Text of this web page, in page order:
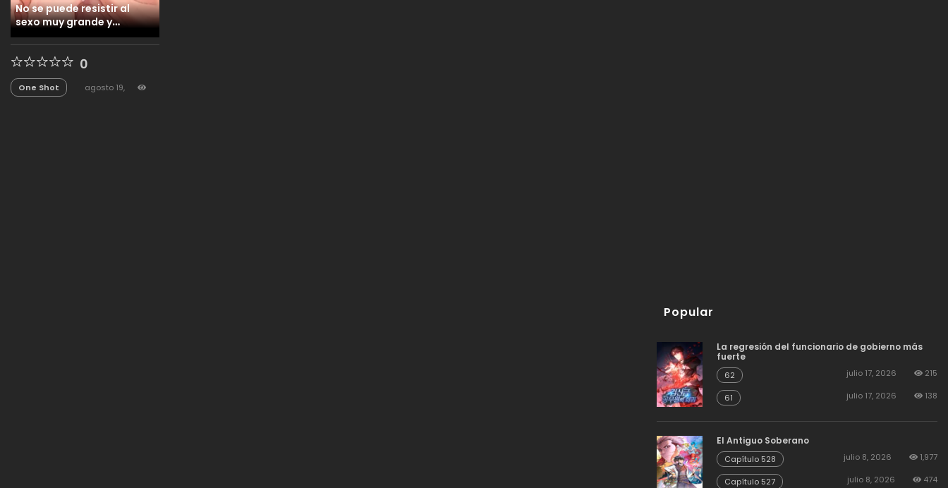
No se puede resistir al
sexo muy grande y
obsesivo del delincuente
0
One Shot
agosto 19,
Popular
La regresión del funcionario de gobierno más
fuerte
62 julio 17, 2026 215
61 julio 17, 2026 138
El Antiguo Soberano
Capítulo 528 julio 8, 2026 1,977
Capítulo 527 julio 8, 2026 474